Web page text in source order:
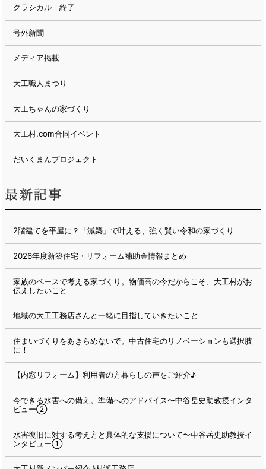
クラシカル 終了
号外新聞
メディア掲載
大工職人まつり
大工ちゃんの家づくり
大工村.com合同イベント
だいくまんプロジェクト
2階建てを平屋に？「減築」で叶える、強く賢い令和の家づくり
2026年度新築住宅・リフォーム補助金情報まとめ
家族のペースで考える家づくり。物価高の今だからこそ、大工村がお
伝えしたいこと
地域の大工工務店さんと一緒に目指していきたいこと
住まいづくりをあきらめないで。中古住宅のリノベーションも選択肢
に！
【内窓リフォーム】利用者の方暮らしの声をご紹介♪
今できる水害への備え。準備へのアドバイス〜中谷岳史助教授インタ
ビュー②
水害復旧に対する考え方と具体的な支援について〜中谷岳史助教授イ
ンタビュー①